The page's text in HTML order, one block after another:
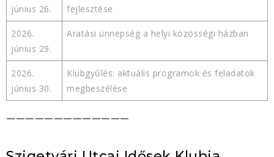
június 26.
fejlesztése
2026.
június 29.
Aratási ünnepség a helyi közösségi házban
2026.
június 30.
Klubgyűlés: aktuális programok és feladatok
megbeszélése
—————————————